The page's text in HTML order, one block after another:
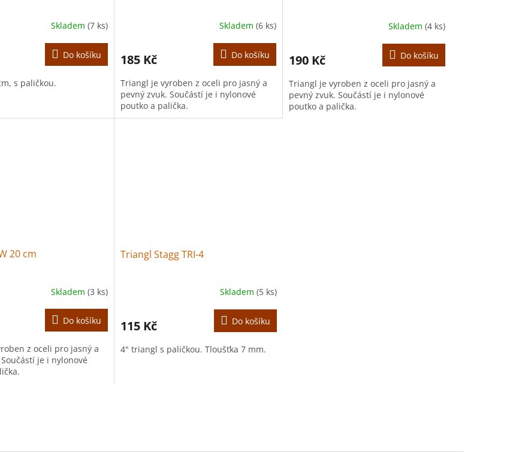
Skladem (7 ks)
Do košíku
s paličkou.
Skladem (6 ks)
185 Kč Do košíku
Triangl je vyroben z oceli pro jasný a
pevný zvuk. Součástí je i nylonové
poutko a palička.
Skladem (4 ks)
190 Kč Do košíku
Triangl je vyroben z oceli pro jasný a
pevný zvuk. Součástí je i nylonové
poutko a palička.
20 cm
Skladem (3 ks)
Do košíku
z oceli pro jasný a
je i nylonové
Triangl Stagg TRI-4
Skladem (5 ks)
115 Kč Do košíku
4" triangl s paličkou. Tloušťka 7 mm.